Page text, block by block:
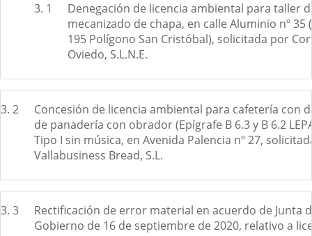
3. 1
Denegación de licencia ambiental para taller
mecanizado de chapa, en calle Aluminio nº 35
195 Polígono San Cristóbal), solicitada por
Oviedo, S.L.N.E.
3. 2
Concesión de licencia ambiental para cafetería con
de panadería con obrador (Epígrafe B 6.3 y B 6.2
Tipo I sin música, en Avenida Palencia nº 27,
Vallabusiness Bread, S.L.
3. 3
Rectificación de error material en acuerdo de Junta
Gobierno de 16 de septiembre de 2020, relativo a